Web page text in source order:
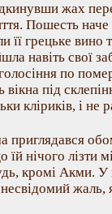
жах
Пошесть
грецьке вино
навіть свої
по
під
кліриків, і не
нічого лізти
кромі Акми.